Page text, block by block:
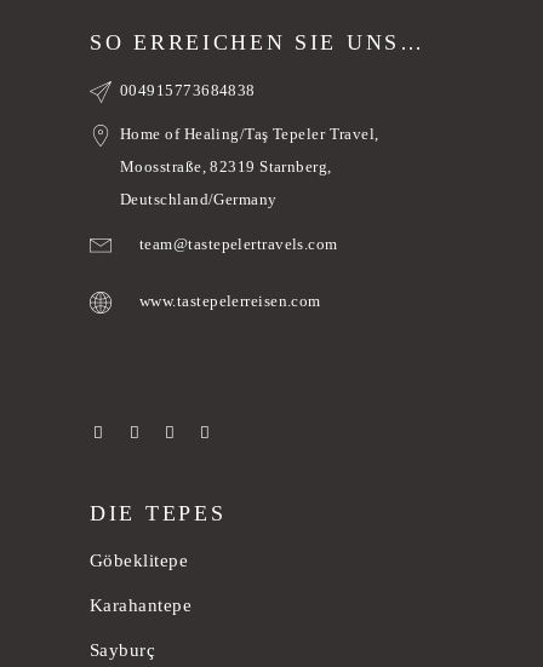
SO ERREICHEN SIE UNS…
004915773684838
Home of Healing/Taş Tepeler Travel,
Moosstraße, 82319 Starnberg,
Deutschland/Germany
team@tastepelertravels.com
www.tastepelerreisen.com
DIE TEPES
Göbeklitepe
Karahantepe
Sayburç